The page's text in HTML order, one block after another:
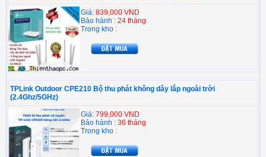
Giá: 839,000 VND
Bảo hành : 24 tháng
Trong kho :
TPLink Outdoor CPE210 Bộ thu phát không dây lắp ngoài trời
(2.4Ghz/5GHz)
Giá: 799,000 VND
Bảo hành : 36 tháng
Trong kho :